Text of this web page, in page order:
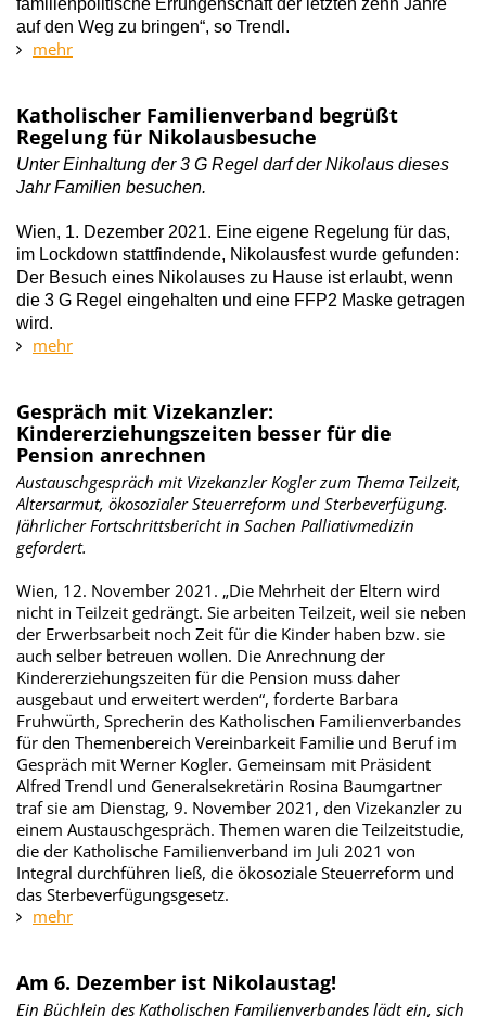
familienpolitische Errungenschaft der letzten zehn Jahre
auf den Weg zu bringen“, so Trendl.
mehr
Katholischer Familienverband begrüßt
Regelung für Nikolausbesuche
Unter Einhaltung der 3 G Regel darf der Nikolaus dieses
Jahr Familien besuchen.
Wien, 1. Dezember 2021. Eine eigene Regelung für das,
im Lockdown stattfindende, Nikolausfest wurde gefunden:
Der Besuch eines Nikolauses zu Hause ist erlaubt, wenn
die 3 G Regel eingehalten und eine FFP2 Maske getragen
wird.
mehr
Gespräch mit Vizekanzler:
Kindererziehungszeiten besser für die
Pension anrechnen
Austauschgespräch mit Vizekanzler Kogler zum Thema Teilzeit,
Altersarmut, ökosozialer Steuerreform und Sterbeverfügung.
Jährlicher Fortschrittsbericht in Sachen Palliativmedizin
gefordert.
Wien, 12. November 2021. „Die Mehrheit der Eltern wird
nicht in Teilzeit gedrängt. Sie arbeiten Teilzeit, weil sie neben
der Erwerbsarbeit noch Zeit für die Kinder haben bzw. sie
auch selber betreuen wollen. Die Anrechnung der
Kindererziehungszeiten für die Pension muss daher
ausgebaut und erweitert werden“, forderte Barbara
Fruhwürth, Sprecherin des Katholischen Familienverbandes
für den Themenbereich Vereinbarkeit Familie und Beruf im
Gespräch mit Werner Kogler. Gemeinsam mit Präsident
Alfred Trendl und Generalsekretärin Rosina Baumgartner
traf sie am Dienstag, 9. November 2021, den Vizekanzler zu
einem Austauschgespräch. Themen waren die Teilzeitstudie,
die der Katholische Familienverband im Juli 2021 von
Integral durchführen ließ, die ökosoziale Steuerreform und
das Sterbeverfügungsgesetz.
mehr
Am 6. Dezember ist Nikolaustag!
Ein Büchlein des Katholischen Familienverbandes lädt ein, sich